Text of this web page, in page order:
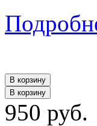
В корзину
В корзину
950 руб.